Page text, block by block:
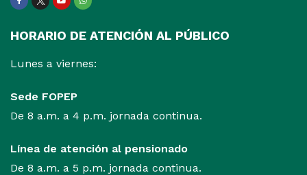
Facebook
TwitterYoutubeWhatsApp
HORARIO DE ATENCIÓN AL PÚBLICO
Lunes a viernes:
Sede FOPEP
De 8 a.m. a 4 p.m. jornada continua.
Línea de atención al pensionado
De 8 a.m. a 5 p.m. jornada continua.